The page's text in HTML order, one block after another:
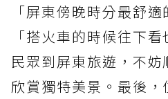
「屏東傍晚時分最舒
「搭火車的時候往下
民眾到屏東旅遊，不
欣賞獨特美景。最後